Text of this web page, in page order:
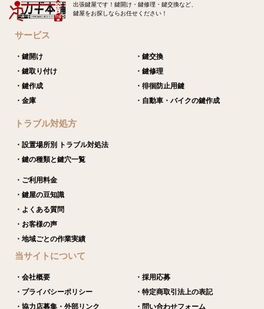
出張鍵屋です！鍵開け・鍵修理・鍵交換など、
鍵屋をお探しならお任せください！
サービス
・鍵開け
・鍵交換
・鍵取り付け
・鍵修理
・鍵作成
・徘徊防止用鍵
・金庫
・自動車・バイクの鍵作成
トラブル対処方
・設置場所別 トラブル対処法
・鍵の種類と鍵穴一覧
・ご利用料金
・鍵屋の豆知識
・よくある質問
・お客様の声
・地域ごとの作業実績
当サイトについて
・会社概要
・採用応募
・プライバシーポリシー
・特定商取引法上の表記
・協力店募集・外部リンク
・問い合わせフォーム